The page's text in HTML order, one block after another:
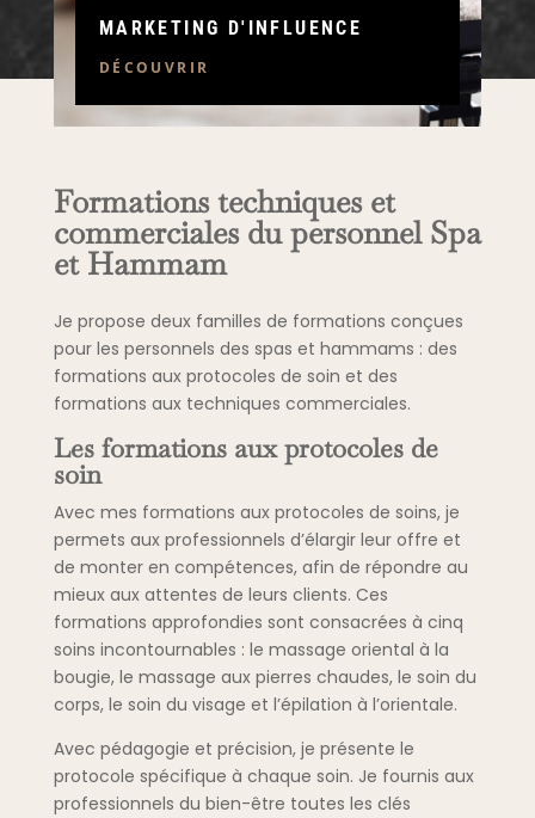
MARKETING D'INFLUENCE
DÉCOUVRIR
Formations techniques et
commerciales du personnel Spa
et Hammam
Je propose deux familles de formations conçues
pour les personnels des spas et hammams : des
formations aux protocoles de soin et des
formations aux techniques commerciales.
Les formations aux protocoles de
soin
Avec mes formations aux protocoles de soins, je
permets aux professionnels d’élargir leur offre et
de monter en compétences, afin de répondre au
mieux aux attentes de leurs clients. Ces
formations approfondies sont consacrées à cinq
soins incontournables : le massage oriental à la
bougie, le massage aux pierres chaudes, le soin du
corps, le soin du visage et l’épilation à l’orientale.
Avec pédagogie et précision, je présente le
protocole spécifique à chaque soin. Je fournis aux
professionnels du bien-être toutes les clés